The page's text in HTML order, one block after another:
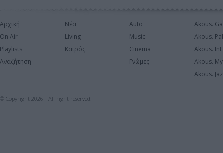
Αρχική
On Air
Playlists
Αναζήτηση
Νέα
Living
Καιρός
Auto
Music
Cinema
Γνώμες
Akous.
Akous.
Akous.
Akous.
Akous.
© Copyright 2026 - All right reserved.